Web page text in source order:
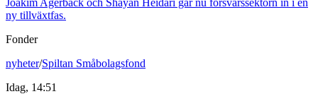
ny tillväxtfas.
Fonder
nyheter/Spiltan Småbolagsfond
Idag, 14:51